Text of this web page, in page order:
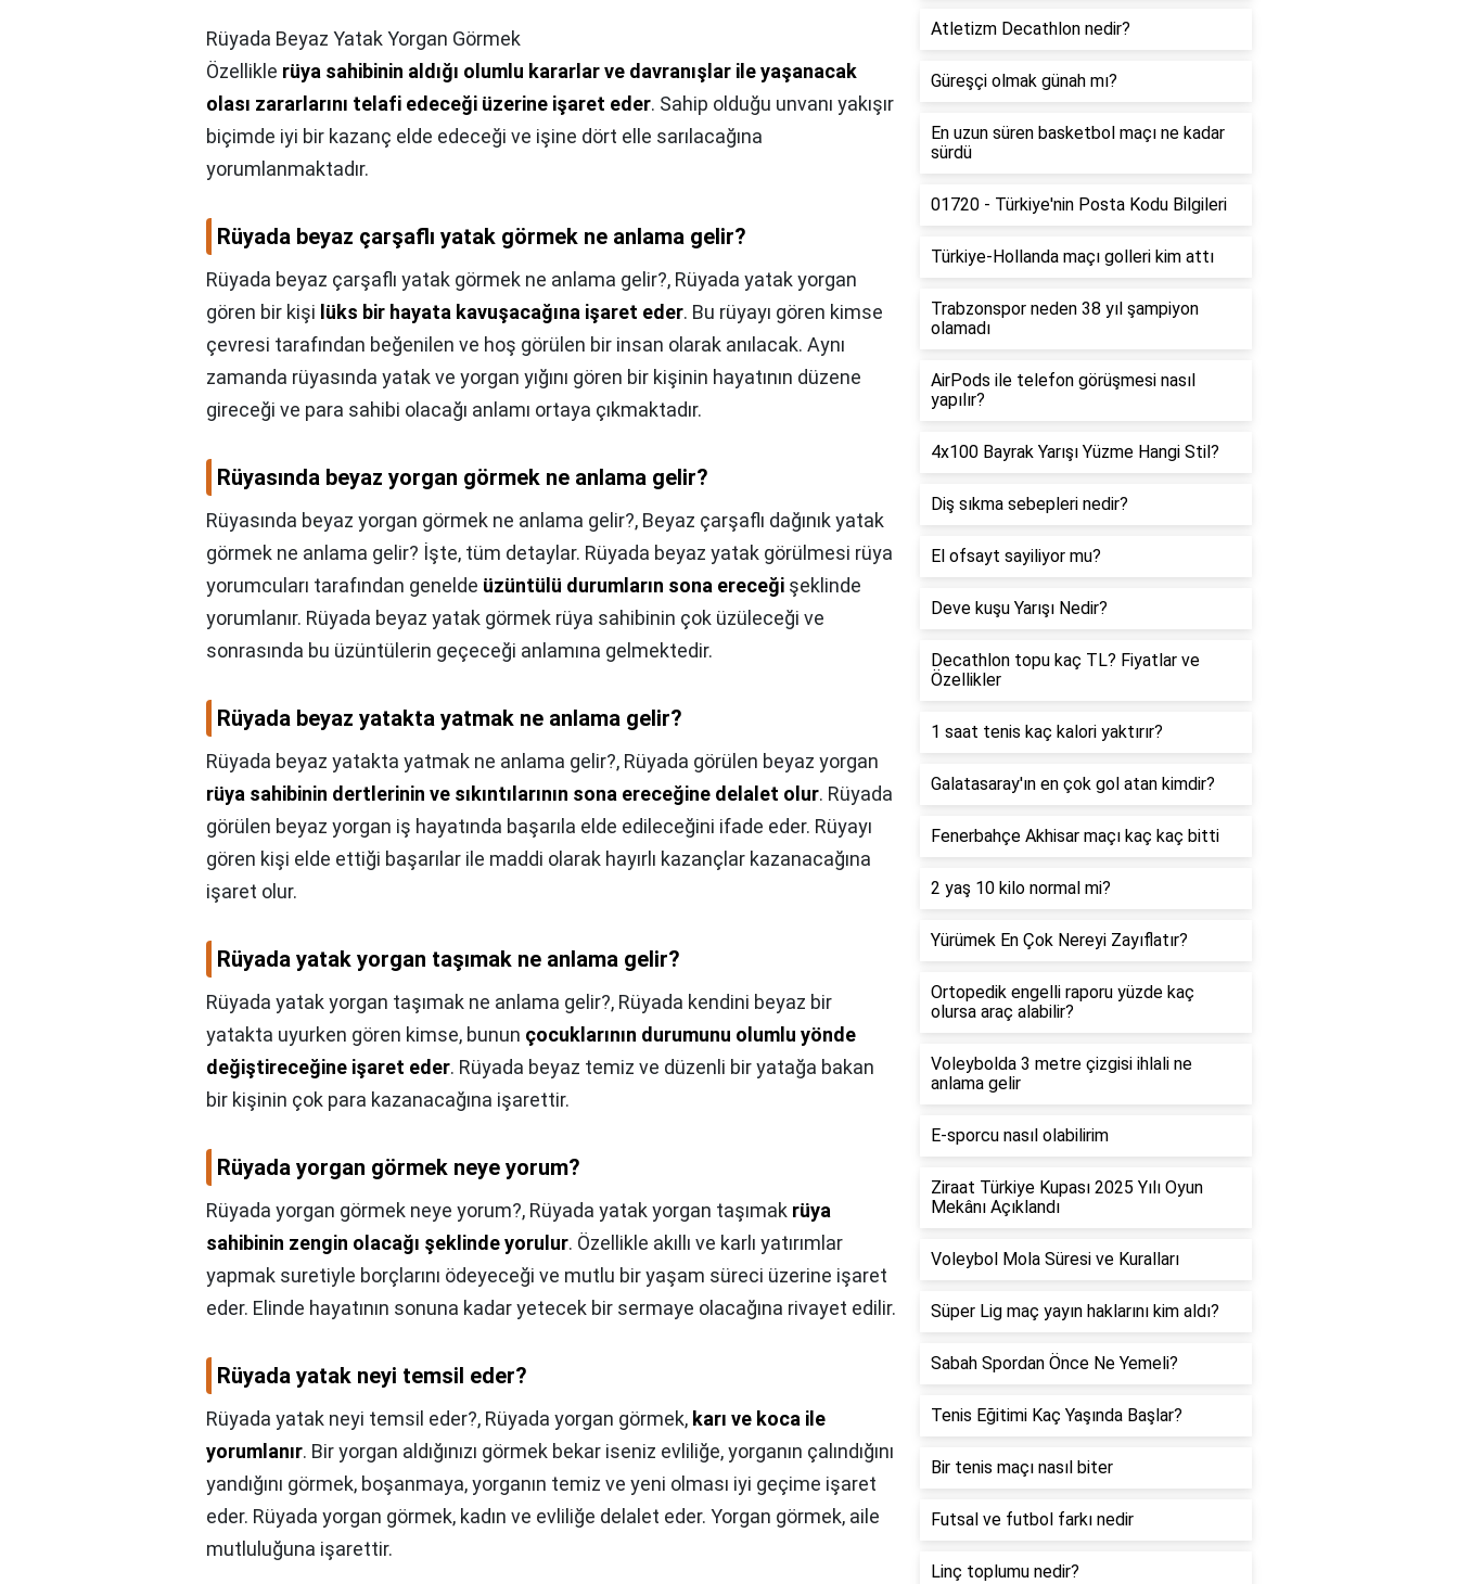
Rüyada Beyaz Yatak Yorgan Görmek
Özellikle rüya sahibinin aldığı olumlu kararlar ve davranışlar ile yaşanacak
olası zararlarını telafi edeceği üzerine işaret eder. Sahip olduğu unvanı yakışır
biçimde iyi bir kazanç elde edeceği ve işine dört elle sarılacağına
yorumlanmaktadır.
Rüyada beyaz çarşaflı yatak görmek ne anlama gelir?
Rüyada beyaz çarşaflı yatak görmek ne anlama gelir?, Rüyada yatak yorgan
gören bir kişi lüks bir hayata kavuşacağına işaret eder. Bu rüyayı gören kimse
çevresi tarafından beğenilen ve hoş görülen bir insan olarak anılacak. Aynı
zamanda rüyasında yatak ve yorgan yığını gören bir kişinin hayatının düzene
gireceği ve para sahibi olacağı anlamı ortaya çıkmaktadır.
Rüyasında beyaz yorgan görmek ne anlama gelir?
Rüyasında beyaz yorgan görmek ne anlama gelir?, Beyaz çarşaflı dağınık yatak
görmek ne anlama gelir? İşte, tüm detaylar. Rüyada beyaz yatak görülmesi rüya
yorumcuları tarafından genelde üzüntülü durumların sona ereceği şeklinde
yorumlanır. Rüyada beyaz yatak görmek rüya sahibinin çok üzüleceği ve
sonrasında bu üzüntülerin geçeceği anlamına gelmektedir.
Rüyada beyaz yatakta yatmak ne anlama gelir?
Rüyada beyaz yatakta yatmak ne anlama gelir?, Rüyada görülen beyaz yorgan
rüya sahibinin dertlerinin ve sıkıntılarının sona ereceğine delalet olur. Rüyada
görülen beyaz yorgan iş hayatında başarıla elde edileceğini ifade eder. Rüyayı
gören kişi elde ettiği başarılar ile maddi olarak hayırlı kazançlar kazanacağına
işaret olur.
Rüyada yatak yorgan taşımak ne anlama gelir?
Rüyada yatak yorgan taşımak ne anlama gelir?, Rüyada kendini beyaz bir
yatakta uyurken gören kimse, bunun çocuklarının durumunu olumlu yönde
değiştireceğine işaret eder. Rüyada beyaz temiz ve düzenli bir yatağa bakan
bir kişinin çok para kazanacağına işarettir.
Rüyada yorgan görmek neye yorum?
Rüyada yorgan görmek neye yorum?, Rüyada yatak yorgan taşımak rüya
sahibinin zengin olacağı şeklinde yorulur. Özellikle akıllı ve karlı yatırımlar
yapmak suretiyle borçlarını ödeyeceği ve mutlu bir yaşam süreci üzerine işaret
eder. Elinde hayatının sonuna kadar yetecek bir sermaye olacağına rivayet edilir.
Rüyada yatak neyi temsil eder?
Rüyada yatak neyi temsil eder?, Rüyada yorgan görmek, karı ve koca ile
yorumlanır. Bir yorgan aldığınızı görmek bekar iseniz evliliğe, yorganın çalındığını
yandığını görmek, boşanmaya, yorganın temiz ve yeni olması iyi geçime işaret
eder. Rüyada yorgan görmek, kadın ve evliliğe delalet eder. Yorgan görmek, aile
mutluluğuna işarettir.
Atletizm Decathlon nedir?
Güreşçi olmak günah mı?
En uzun süren basketbol maçı ne kadar
sürdü
01720 - Türkiye'nin Posta Kodu Bilgileri
Türkiye-Hollanda maçı golleri kim attı
Trabzonspor neden 38 yıl şampiyon
olamadı
AirPods ile telefon görüşmesi nasıl
yapılır?
4x100 Bayrak Yarışı Yüzme Hangi Stil?
Diş sıkma sebepleri nedir?
El ofsayt sayiliyor mu?
Deve kuşu Yarışı Nedir?
Decathlon topu kaç TL? Fiyatlar ve
Özellikler
1 saat tenis kaç kalori yaktırır?
Galatasaray'ın en çok gol atan kimdir?
Fenerbahçe Akhisar maçı kaç kaç bitti
2 yaş 10 kilo normal mi?
Yürümek En Çok Nereyi Zayıflatır?
Ortopedik engelli raporu yüzde kaç
olursa araç alabilir?
Voleybolda 3 metre çizgisi ihlali ne
anlama gelir
E-sporcu nasıl olabilirim
Ziraat Türkiye Kupası 2025 Yılı Oyun
Mekânı Açıklandı
Voleybol Mola Süresi ve Kuralları
Süper Lig maç yayın haklarını kim aldı?
Sabah Spordan Önce Ne Yemeli?
Tenis Eğitimi Kaç Yaşında Başlar?
Bir tenis maçı nasıl biter
Futsal ve futbol farkı nedir
Linç toplumu nedir?